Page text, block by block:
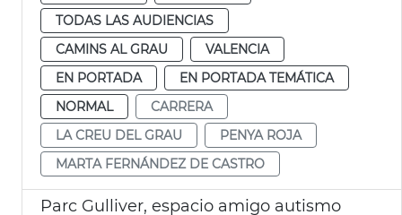
TODAS LAS AUDIENCIAS
CAMINS AL GRAU
VALENCIA
EN PORTADA
EN PORTADA TEMÁTICA
NORMAL
CARRERA
LA CREU DEL GRAU
PENYA ROJA
MARTA FERNÁNDEZ DE CASTRO
Parc Gulliver, espacio amigo autismo